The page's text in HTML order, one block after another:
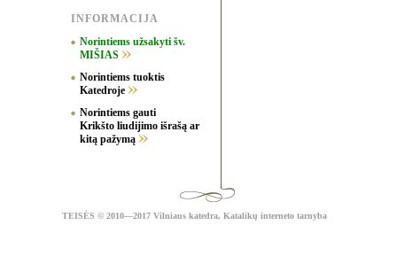
INFORMACIJA
Norintiems užsakyti šv.
MIŠIAS
Norintiems tuoktis
Katedroje
Norintiems gauti
Krikšto liudijimo išrašą ar
kitą pažymą
TEISĖS © 2010—2017 Vilniaus katedra, Katalikų interneto tarnyba